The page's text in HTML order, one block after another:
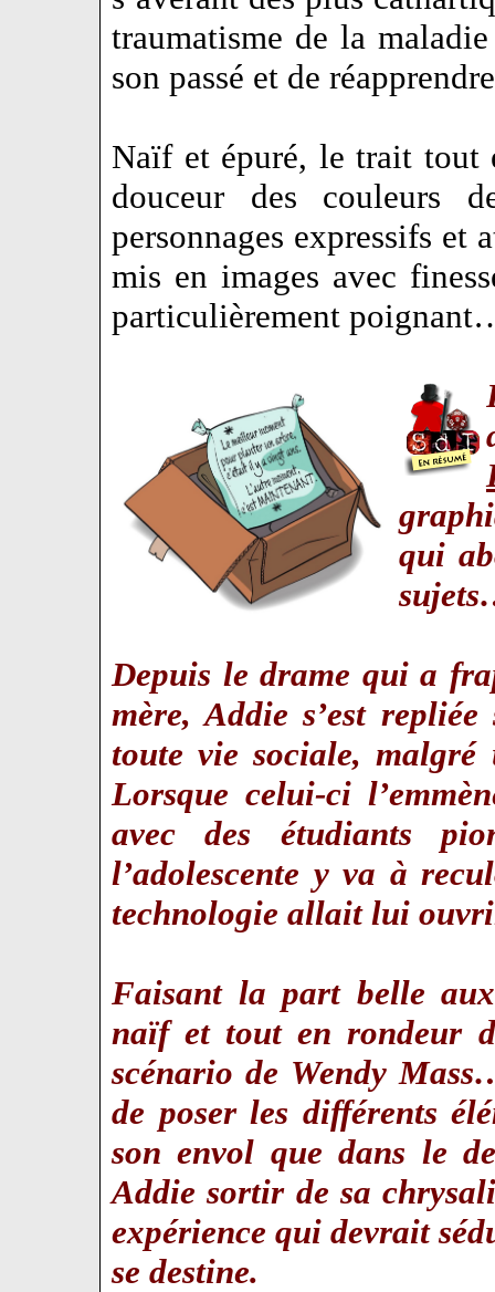
traumatisme de la
son passé et de
Naïf et épuré, le trait tout
douceur des couleurs
personnages expressifs et
mis en images avec
particulièrement
qui
Depuis le drame qui a
mère, Addie s’est
toute vie sociale,
Lorsque celui-ci
avec des étudiants
l’adolescente y va à
technologie allait lui
Faisant la part belle aux
naïf et tout en rondeur
scénario de Wendy
de poser les différents
son envol que dans le
Addie sortir de sa
expérience qui devrait
se destine.